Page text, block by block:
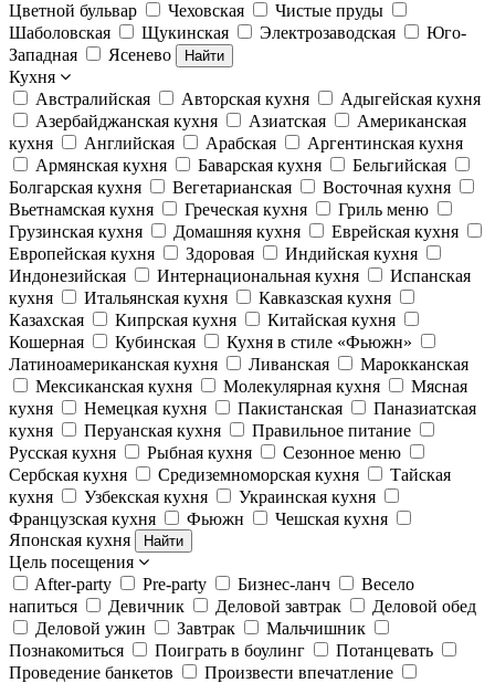
Цветной бульвар
Чеховская
Чистые пруды
Шаболовская
Щукинская Электрозаводская
Юго-
Западная
Ясенево Найти
Кухня
Австралийская
Авторская кухня
Адыгейская кухня
Азербайджанская кухня
Азиатская
Американская
кухня
Английская Арабская
Аргентинская кухня
Армянская кухня
Баварская кухня
Бельгийская
Болгарская кухня
Вегетарианская
Восточная кухня
Вьетнамская кухня
Греческая кухня
Гриль меню
Грузинская кухня
Домашняя кухня
Еврейская кухня
Европейская кухня
Здоровая
Индийская кухня
Индонезийская
Интернациональная кухня
Испанская
кухня
Итальянская кухня
Кавказская кухня
Казахская
Кипрская кухня
Китайская кухня
Кошерная
Кубинская
Кухня в стиле «Фьюжн»
Латиноамериканская кухня
Ливанская
Марокканская
Мексиканская кухня
Молекулярная кухня
Мясная
кухня
Немецкая кухня Пакистанская
Паназиатская
кухня
Перуанская кухня
Правильное питание
Русская кухня
Рыбная кухня
Сезонное меню
Сербская кухня
Средиземноморская кухня
Тайская
кухня
Узбекская кухня
Украинская кухня
Французская кухня
Фьюжн
Чешская кухня
Японская кухня
Найти
Цель посещения
After-party
Pre-party Бизнес-ланч
Весело
напиться
Девичник Деловой завтрак
Деловой обед
Деловой ужин
Завтрак
Мальчишник
Познакомиться
Поиграть в боулинг
Потанцевать
Проведение банкетов
Произвести впечатление